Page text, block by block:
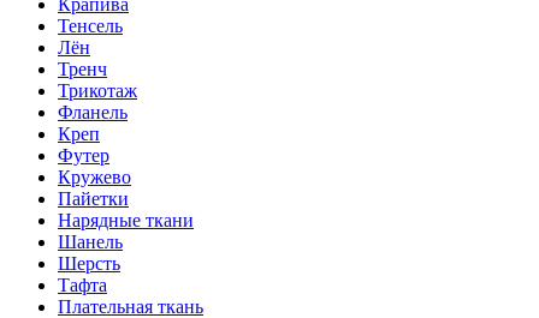
Крапива
Тенсель
Лён
Тренч
Трикотаж
Фланель
Креп
Футер
Кружево
Пайетки
Нарядные ткани
Шанель
Шерсть
Тафта
Плательная ткань